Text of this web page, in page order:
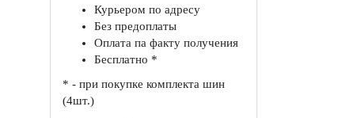
Курьером по адресу
Без предоплаты
Оплата па факту получения
Бесплатно *
* - при покупке комплекта шин
(4шт.)